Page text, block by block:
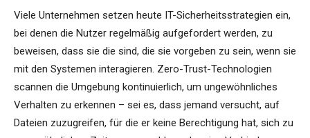
Viele Unternehmen setzen heute IT-Sicherheitsstrategien ein,
bei denen die Nutzer regelmäßig aufgefordert werden, zu
beweisen, dass sie die sind, die sie vorgeben zu sein, wenn sie
mit den Systemen interagieren. Zero-Trust-Technologien
scannen die Umgebung kontinuierlich, um ungewöhnliches
Verhalten zu erkennen – sei es, dass jemand versucht, auf
Dateien zuzugreifen, für die er keine Berechtigung hat, sich zu